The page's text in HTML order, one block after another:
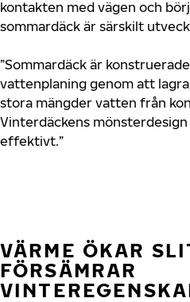
kontakten med vägen och
sommardäck är särskilt
”Sommardäck är
vattenplaning genom att
stora mängder vatten från
Vinterdäckens
effektivt.”
VÄRME ÖKAR
FÖRSÄMRAR